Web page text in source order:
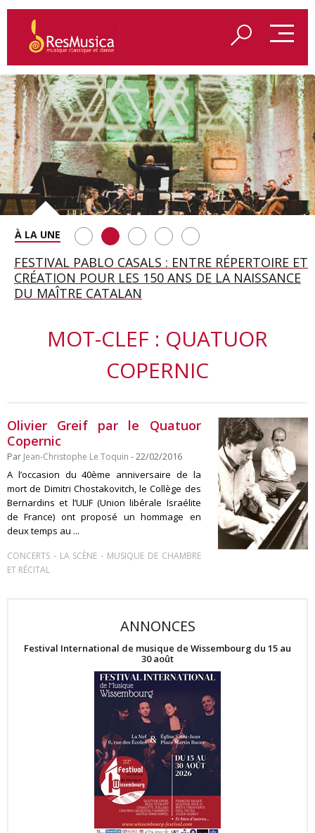
SAINT FRANÇOIS D’ASSISE À SALZBOURG, UNE
SOIRÉE IMMENSE PORTÉE PAR ROMEO
CASTELLUCCI ET MAXIME PASCAL
FESTIVAL PABLO CASALS : ENTRE RÉPERTOIRE ET
CRÉATION POUR LES 150 ANS DE LA NAISSANCE
DU MAÎTRE CATALAN
A BAYREUTH, LE 150E ANNIVERSAIRE DU RING
WAGNÉRIEN GÉNÉRÉ PAR L’IA
BETSY JOLAS FÊTE SON CENTIÈME
ANNIVERSAIRE
GEORGE BENJAMIN : « MES PARENTS AVAIENT
CETTE EXIGENCE DE L’OBJET CISELÉ »
MOT-CLEF : QUATUOR
COPERNIC
Olivier Greif par le Quatuor
Copernic
Par Jean-Christophe Le Toquin - 22/02/2016
A l’occasion du 40ème anniversaire de la
mort de Dimitri Chostakovitch, le Collège des
Bernardins et l’ULIF (Union libérale Israélite
de France) ont proposé un hommage en
deux temps au ...
CONCERTS - LA SCÈNE - MUSIQUE DE CHAMBRE
ET RÉCITAL
ANNONCES
Festival International de musique de Wissembourg du 15 au
30 août